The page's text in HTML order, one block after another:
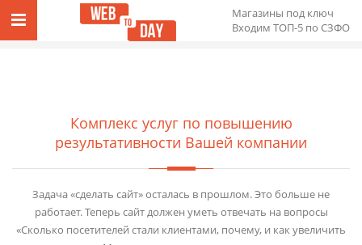
Магазины под ключ
Входим ТОП-5 по СЗФО
Комплекс услуг по повышению
результативности Вашей компании
Задача «сделать сайт» осталась в прошлом. Это больше не
работает. Теперь сайт должен уметь отвечать на вопросы
«Сколько посетителей стали клиентами, почему, и как увеличить